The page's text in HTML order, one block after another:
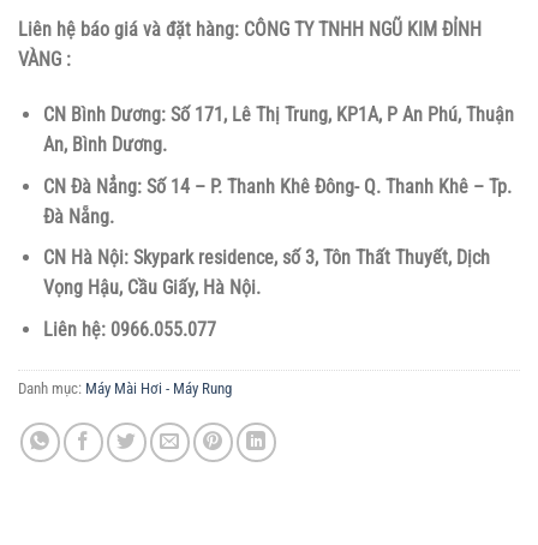
Liên hệ báo giá và đặt hàng: CÔNG TY TNHH NGŨ KIM ĐỈNH
VÀNG :
CN Bình Dương: Số 171, Lê Thị Trung, KP1A, P An Phú, Thuận
An, Bình Dương.
CN Đà Nẳng: Số 14 – P. Thanh Khê Đông- Q. Thanh Khê – Tp.
Đà Nẵng.
CN Hà Nội: Skypark residence, số 3, Tôn Thất Thuyết, Dịch
Vọng Hậu, Cầu Giấy, Hà Nội.
Liên hệ: 0966.055.077
Danh mục: Máy Mài Hơi - Máy Rung